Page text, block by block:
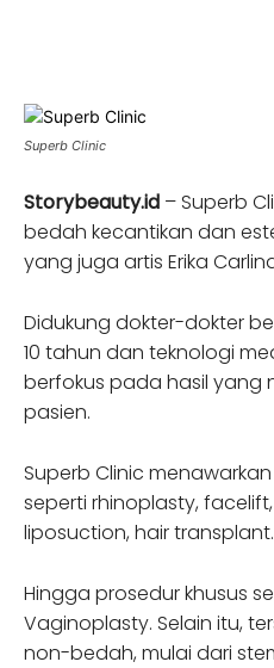
Superb Clinic
Storybeauty.id – Superb
bedah kecantikan dan
yang juga artis Erika
Didukung dokter-dokter
10 tahun dan teknologi
berfokus pada hasil yang
pasien.
Superb Clinic
seperti rhinoplasty,
liposuction, hair transplant.
Hingga prosedur khusus
Vaginoplasty. Selain itu,
non-bedah, mulai dari